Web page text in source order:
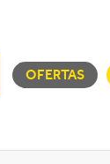
OFERTAS